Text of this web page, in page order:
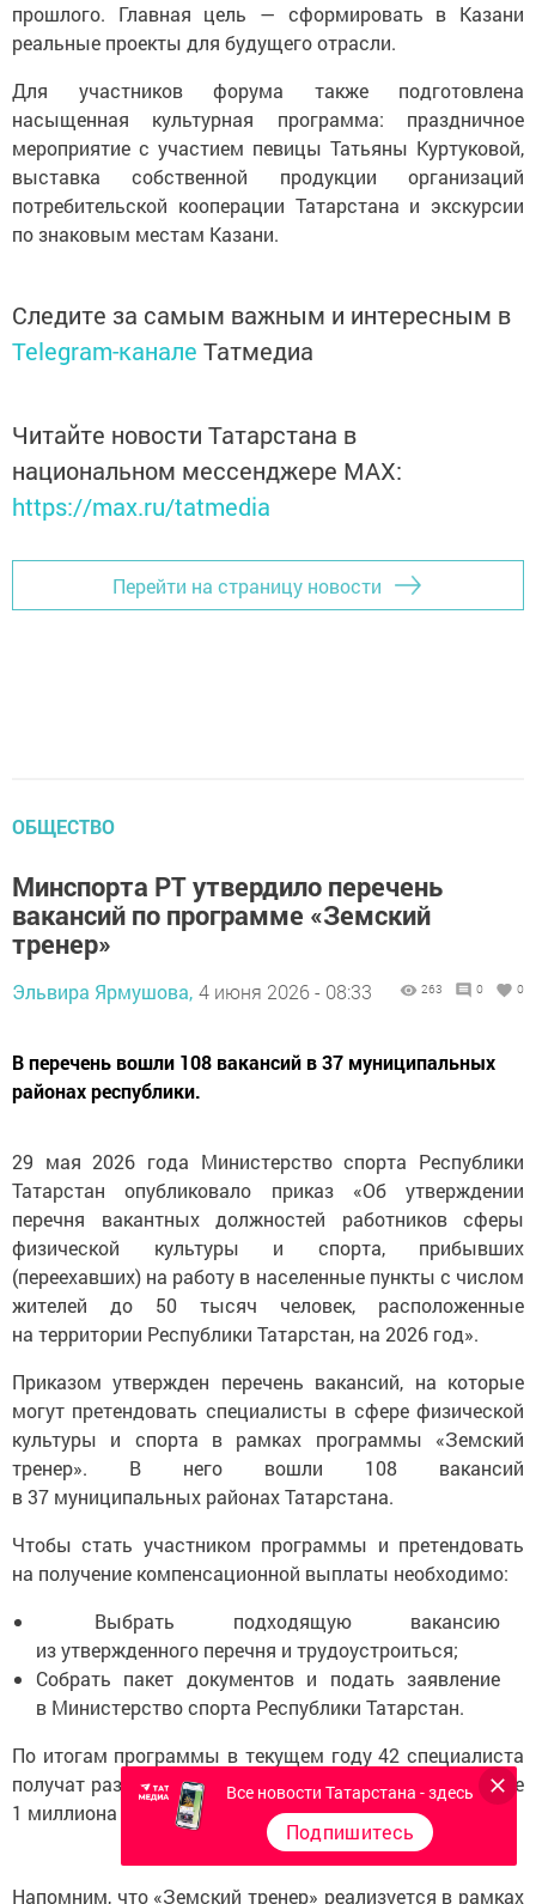
прошлого. Главная цель — сформировать в Казани
реальные проекты для будущего отрасли.
Для участников форума также подготовлена
насыщенная культурная программа: праздничное
мероприятие с участием певицы Татьяны Куртуковой,
выставка собственной продукции организаций
потребительской кооперации Татарстана и экскурсии
по знаковым местам Казани.
Следите за самым важным и интересным в
Telegram-канале Татмедиа
Читайте новости Татарстана в
национальном мессенджере MАХ:
https://max.ru/tatmedia
Перейти на страницу новости
ОБЩЕСТВО
Минспорта РТ утвердило перечень
вакансий по программе «Земский
тренер»
Эльвира Ярмушова, 4 июня 2026 - 08:33 263 0 0
В перечень вошли 108 вакансий в 37 муниципальных
районах республики.
29 мая 2026 года Министерство спорта Республики
Татарстан опубликовало приказ «Об утверждении
перечня вакантных должностей работников сферы
физической культуры и спорта, прибывших
(переехавших) на работу в населенные пункты с числом
жителей до 50 тысяч человек, расположенные
на территории Республики Татарстан, на 2026 год».
Приказом утвержден перечень вакансий, на которые
могут претендовать специалисты в сфере физической
культуры и спорта в рамках программы «Земский
тренер». В него вошли 108 вакансий
в 37 муниципальных районах Татарстана.
Чтобы стать участником программы и претендовать
на получение компенсационной выплаты необходимо:
Выбрать подходящую вакансию
из утвержденного перечня и трудоустроиться;
Собрать пакет документов и подать заявление
в Министерство спорта Республики Татарстан.
По итогам программы в текущем году 42 специалиста
получат разовую компенсационную выплату в размере
1 миллиона рублей
Напомним, что «Земский тренер» реализуется в рамках
Все новости Татарстана - здесь
Подпишитесь